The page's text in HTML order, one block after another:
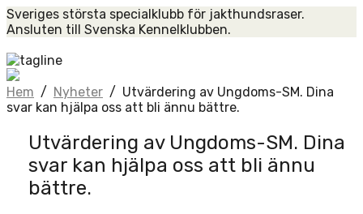
Skip
to
Sveriges största specialklubb för jakthundsraser.
Ansluten till Svenska Kennelklubben.
Hem / Nyheter / Utvärdering av Ungdoms-SM. Dina
svar kan hjälpa oss att bli ännu bättre.
Utvärdering av Ungdoms-SM. Dina
svar kan hjälpa oss att bli ännu
bättre.